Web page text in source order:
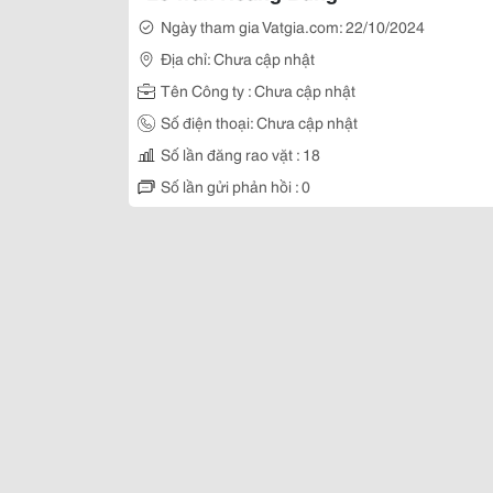
Ngày tham gia Vatgia.com: 22/10/2024
Địa chỉ: Chưa cập nhật
Tên Công ty : Chưa cập nhật
Số điện thoại: Chưa cập nhật
Số lần đăng rao vặt : 18
Số lần gửi phản hồi : 0